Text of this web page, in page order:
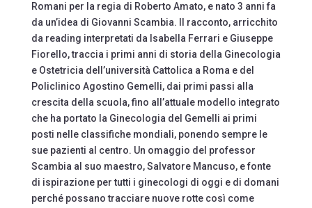
Romani per la regia di Roberto Amato, e nato 3 anni fa
da un’idea di Giovanni Scambia. Il racconto, arricchito
da reading interpretati da Isabella Ferrari e Giuseppe
Fiorello, traccia i primi anni di storia della Ginecologia
e Ostetricia dell’università Cattolica a Roma e del
Policlinico Agostino Gemelli, dai primi passi alla
crescita della scuola, fino all’attuale modello integrato
che ha portato la Ginecologia del Gemelli ai primi
posti nelle classifiche mondiali, ponendo sempre le
sue pazienti al centro. Un omaggio del professor
Scambia al suo maestro, Salvatore Mancuso, e fonte
di ispirazione per tutti i ginecologi di oggi e di domani
perché possano tracciare nuove rotte così come